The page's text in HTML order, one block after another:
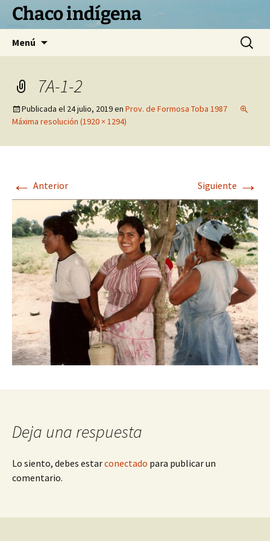
Chaco indígena
Menú Buscar:
7A-1-2
Publicada el 24 julio, 2019en Prov. de Formosa Toba 1987
Máxima resolución (1920 × 1294)
← Anterior Siguiente →
Deja una respuesta
Lo siento, debes estarconectado para publicar un
comentario.